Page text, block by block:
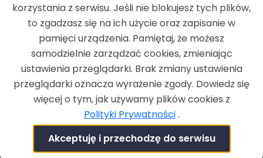
ROZPOCZĘCIE
26-11-2019 g. 15:02
ZAKOŃCZENIE
26-11-2019 g. 18:18
LOKALIZACJA
Urząd Miejski w Krzepicach,
Częstochowska 13, 42-160 Krzepice, sala:
Sala posiedzeń
korzystania z serwisu. Jeśli nie blokujesz tych plików,
to zgadzasz się na ich użycie oraz zapisanie w
pamięci urządzenia. Pamiętaj, że możesz
samodzielnie zarządzać cookies, zmieniając
ustawienia przeglądarki. Brak zmiany ustawienia
przeglądarki oznacza wyrażenie zgody. Dowiedz się
więcej o tym, jak używamy plików cookies z
Polityki Prywatności.
Akceptuję i przechodzę do serwisu